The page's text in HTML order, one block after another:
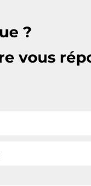
?
vous